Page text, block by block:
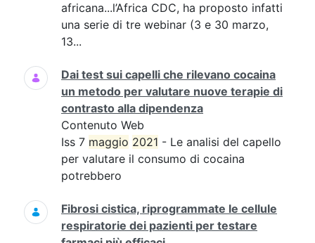
africana...l’Africa CDC, ha proposto infatti
una serie di tre webinar (3 e 30 marzo,
13...
Dai test sui capelli che rilevano cocaina
un metodo per valutare nuove terapie di
contrasto alla dipendenza
Contenuto Web
Iss 7 maggio 2021 - Le analisi del capello
per valutare il consumo di cocaina
potrebbero
Fibrosi cistica, riprogrammate le cellule
respiratorie dei pazienti per testare